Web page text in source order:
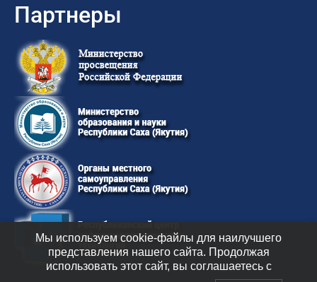
Партнеры
Мы используем cookie-файлы для наилучшего
представления нашего сайта. Продолжая
использовать этот сайт, вы соглашаетесь с